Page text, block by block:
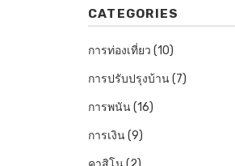
CATEGORIES
การท่องเที่ยว (10)
การปรับปรุงบ้าน(7)
การพนัน(16)
การเงิน(9)